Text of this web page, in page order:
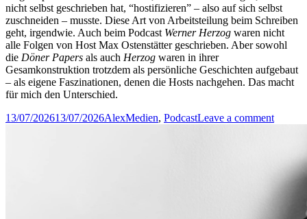
nicht selbst geschrieben hat, “hostifizieren” – also auf sich selbst
zuschneiden – musste. Diese Art von Arbeitsteilung beim Schreiben
geht, irgendwie. Auch beim Podcast Werner Herzog waren nicht
alle Folgen von Host Max Ostenstätter geschrieben. Aber sowohl
die Döner Papers als auch Herzog waren in ihrer
Gesamkonstruktion trotzdem als persönliche Geschichten aufgebaut
– als eigene Faszinationen, denen die Hosts nachgehen. Das macht
für mich den Unterschied.
Posted
13/07/202613/07/2026Author
AlexCategories
Medien, PodcastLeave a commenton